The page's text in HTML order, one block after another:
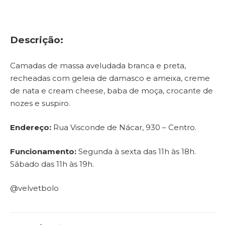
Descrição:
Camadas de massa aveludada branca e preta,
recheadas com geleia de damasco e ameixa, creme
de nata e cream cheese, baba de moça, crocante de
nozes e suspiro.
Endereço: Rua Visconde de Nácar, 930 – Centro.
Funcionamento: Segunda à sexta das 11h às 18h.
Sábado das 11h às 19h.
@velvetbolo